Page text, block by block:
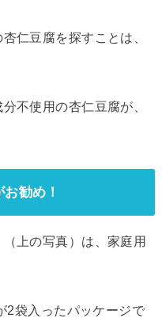
仁豆腐を探すことは、
不使用の杏仁豆腐が、
勧め！
上の写真）は、家庭用
2袋入ったパッケージで